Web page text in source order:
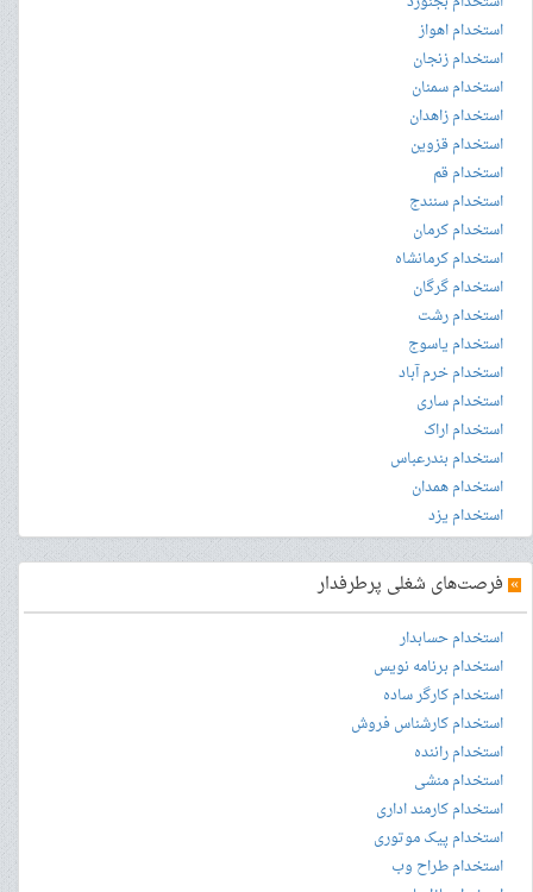
استخدام اهواز
استخدام زنجان
استخدام سمنان
استخدام زاهدان
استخدام قزوین
استخدام قم
استخدام سنندج
استخدام کرمان
استخدام کرمانشاه
استخدام گرگان
استخدام رشت
استخدام یاسوج
استخدام خرم آباد
استخدام ساری
استخدام اراک
استخدام بندرعباس
استخدام همدان
استخدام یزد
» فرصت‌های شغلی پرطرفدار
استخدام حسابدار
استخدام برنامه نویس
استخدام کارگر ساده
استخدام کارشناس فروش
استخدام راننده
استخدام منشی
استخدام کارمند اداری
استخدام پیک موتوری
استخدام طراح وب